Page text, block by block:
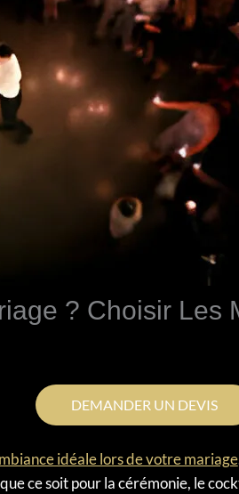
? Choisir Les
DEMANDER UN DEVIS
idéale lors de votre mariage
ce soit pour la cérémonie, le